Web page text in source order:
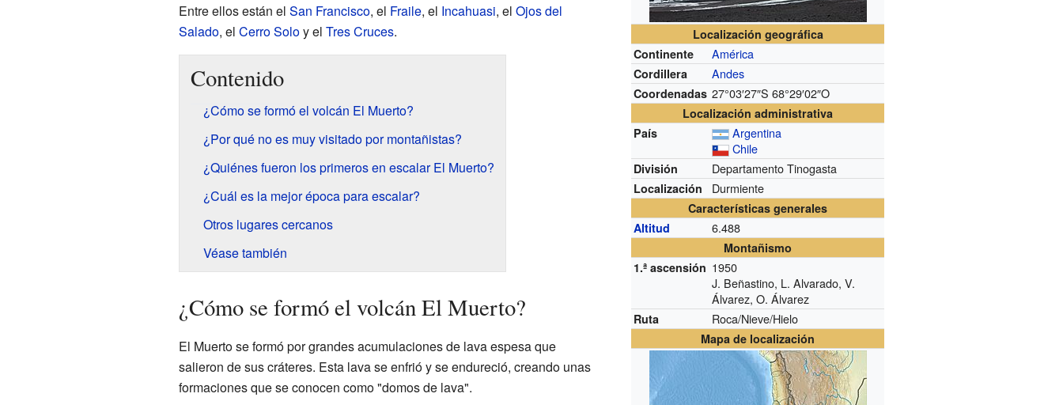
Localización geográfica
Continente
América
Cordillera Andes
Coordenadas 27°03′27″S 68°29′02″O
Localización administrativa
País
Argentina
Chile
División Departamento Tinogasta
Localización Durmiente
Características generales
Altitud
6.488
Montañismo
1.ª ascensión 1950
J. Beñastino, L. Alvarado, V.
Álvarez, O. Álvarez
Ruta Roca/Nieve/Hielo
Mapa de localización
Entre ellos están el San Francisco, el Fraile, el Incahuasi, el Ojos del
Salado, el Cerro Soloy el Tres Cruces.
Contenido
¿Cómo se formó el volcán El Muerto?
¿Por qué no es muy visitado por montañistas?
¿Quiénes fueron los primeros en escalar El Muerto?
¿Cuál es la mejor época para escalar?
Otros lugares cercanos
Véase también
¿Cómo se formó el volcán El Muerto?
El Muerto se formó por grandes acumulaciones de lava espesa que
salieron de sus cráteres. Esta lava se enfrió y se endureció, creando unas
formaciones que se conocen como "domos de lava".